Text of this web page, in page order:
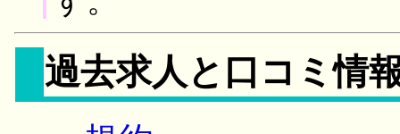
過去求人と口コミ情